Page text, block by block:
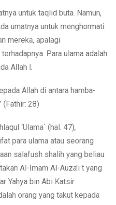
untuk taqlid buta. Namun,
umatnya untuk menghormati
mereka, apalagi
Para ulama adalah
Allah l.
Allah di antara hamba-
(Fathir: 28)
‘Ulama` (hal. 47),
para ulama atau seorang
salafush shalih yang beliau
Al-Imam Al-Auza’i t yang
Yahya bin Abi Katsir
orang yang takut kepada